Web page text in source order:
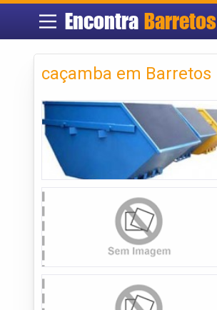
EncontraBarretos
caçamba em Barretos